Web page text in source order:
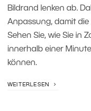
Bildrand lenken ab.
Anpassung, damit
Sehen Sie, wie Sie in
innerhalb einer
können.
WEITERLESEN